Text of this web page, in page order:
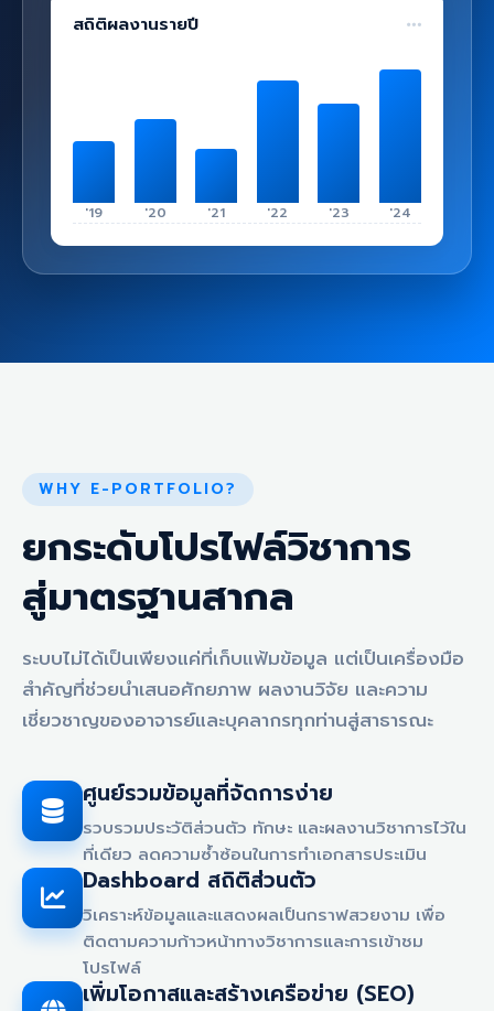
สถิติผลงานรายปี
'19 '20 '21 '22 '23 '24
WHY E-PORTFOLIO?
ยกระดับโปรไฟล์วิชาการ
สู่มาตรฐานสากล
ระบบไม่ได้เป็นเพียงแค่ที่เก็บแฟ้มข้อมูล แต่เป็นเครื่องมือ
สำคัญที่ช่วยนำเสนอศักยภาพ ผลงานวิจัย และความ
เชี่ยวชาญของอาจารย์และบุคลากรทุกท่านสู่สาธารณะ
ศูนย์รวมข้อมูลที่จัดการง่าย
รวบรวมประวัติส่วนตัว ทักษะ และผลงานวิชาการไว้ใน
ที่เดียว ลดความซ้ำซ้อนในการทำเอกสารประเมิน
Dashboard สถิติส่วนตัว
วิเคราะห์ข้อมูลและแสดงผลเป็นกราฟสวยงาม เพื่อ
ติดตามความก้าวหน้าทางวิชาการและการเข้าชม
โปรไฟล์
เพิ่มโอกาสและสร้างเครือข่าย (SEO)